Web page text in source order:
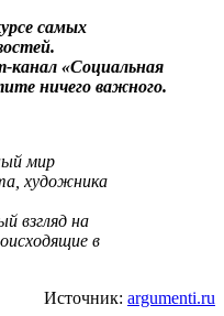
самых
канал «Социальная
ничего важного.
мир
художника
взгляд на
в
Источник: argumenti.ru